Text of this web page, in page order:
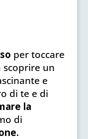
per toccare
scoprire un
e
di te e di
la
di